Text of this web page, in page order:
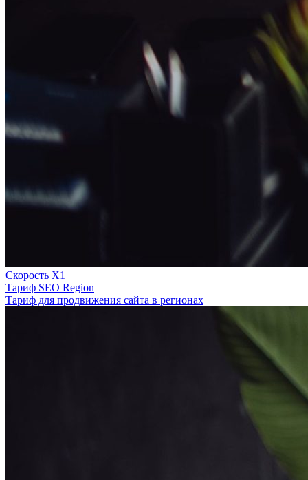
Скорость Х1
Тариф SEO Region
Тариф для продвижения сайта в регионах